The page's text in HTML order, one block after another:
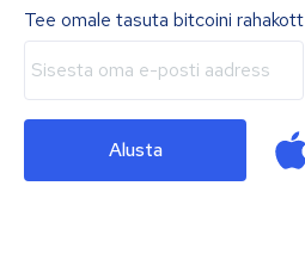
Tee omale tasuta bitcoini rahakott
Alusta